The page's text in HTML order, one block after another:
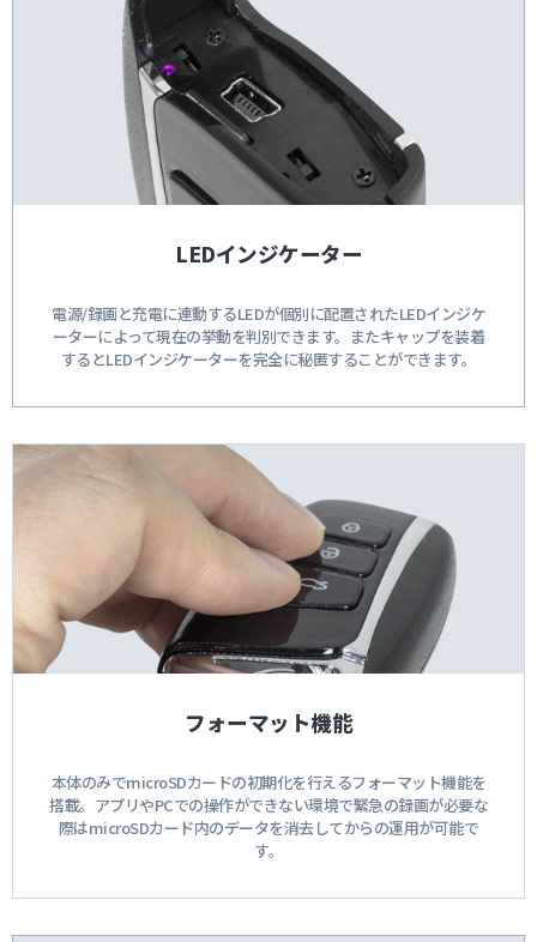
LEDインジケーター
電源/録画と充電に連動するLEDが個別に配置されたLEDインジケ
ーターによって現在の挙動を判別できます。またキャップを装着
するとLEDインジケーターを完全に秘匿することができます。
フォーマット機能
本体のみでmicroSDカードの初期化を行えるフォーマット機能を
搭載。アプリやPCでの操作ができない環境で緊急の録画が必要な
際はmicroSDカード内のデータを消去してからの運用が可能で
す。